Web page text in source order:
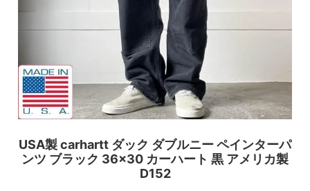
USA製 carhartt ダック ダブルニー ペインターパ
ンツ ブラック 36×30 カーハート 黒 アメリカ製
D152